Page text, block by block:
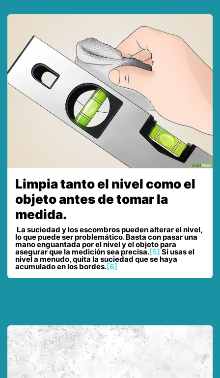
Limpia tanto el nivel como el
objeto antes de tomar la
medida.
La suciedad y los escombros pueden alterar el nivel,
lo que puede ser problemático. Basta con pasar una
mano enguantada por el nivel y el objeto para
asegurar que la medición sea precisa.[5]Si usas el
nivel a menudo, quita la suciedad que se haya
acumulado en los bordes.[6]